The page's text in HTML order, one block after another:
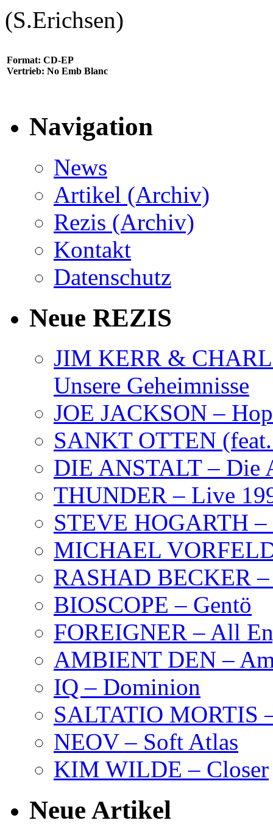
(S.Erichsen)
Format: CD-EP
Vertrieb: No Emb Blanc
Navigation
News
Artikel (Archiv)
Rezis (Archiv)
Kontakt
Datenschutz
Neue REZIS
JIM KERR &
Unsere Geheimnisse
JOE JACKSON –
SANKT OTTEN
DIE ANSTALT – Die
THUNDER – Live
STEVE HOGARTH –
MICHAEL
RASHAD BECKER
BIOSCOPE – Gentö
FOREIGNER – All
AMBIENT DEN –
IQ – Dominion
SALTATIO MORTIS
NEOV – Soft Atlas
KIM WILDE – Closer
Neue Artikel